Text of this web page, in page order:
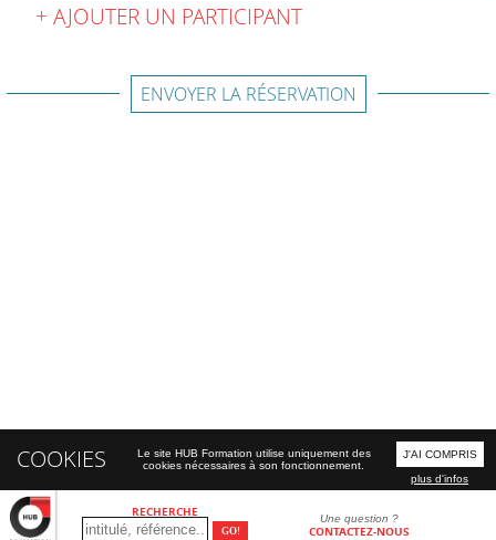
RECHERCHE Une question ?
CONTACTEZ-NOUS
AJOUTER UN PARTICIPANT
ENVOYER LA RÉSERVATION
COOKIES
Le site HUB Formation utilise uniquement des
cookies nécessaires à son fonctionnement.
J'AI COMPRIS
plus d'infos